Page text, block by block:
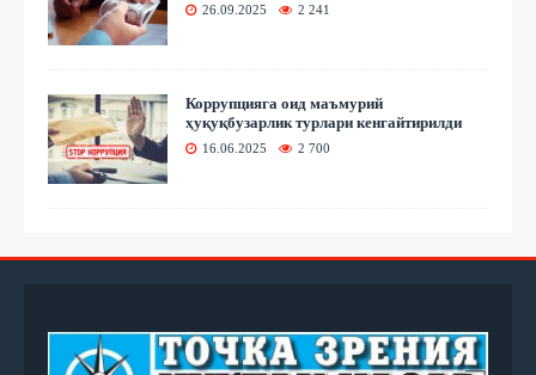
26.09.2025 2 241
Коррупцияга оид маъмурий
ҳуқуқбузарлик турлари кенгайтирилди
16.06.2025 2 700